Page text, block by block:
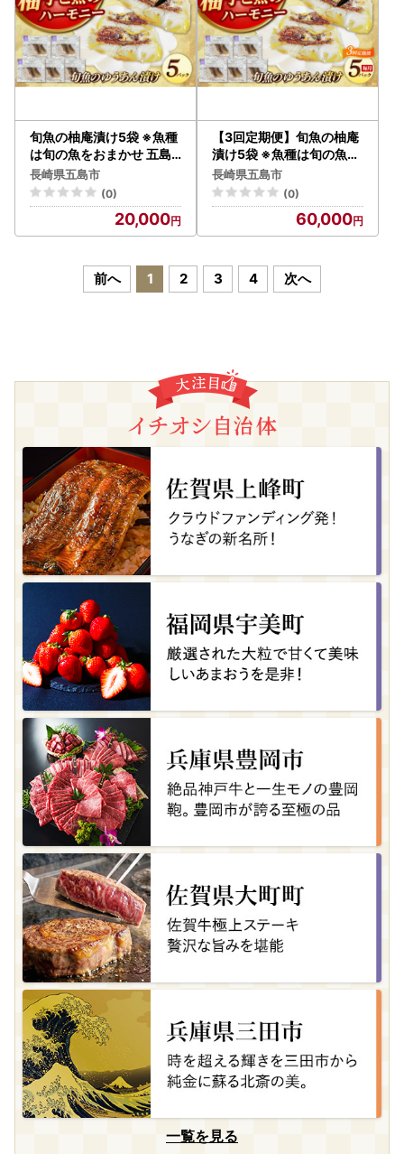
旬魚の柚庵漬け5袋 ※魚種
は旬の魚をおまかせ 五島
市/金沢鮮魚[PEP033]
長崎県五島市
(0)
20,000
【3回定期便】旬魚の柚庵
漬け5袋 ※魚種は旬の魚を
おまかせ 五島市/金沢鮮魚[
PEP034]
長崎県五島市
(0)
60,000
前へ 1 2 3 4 次へ
一覧を見る